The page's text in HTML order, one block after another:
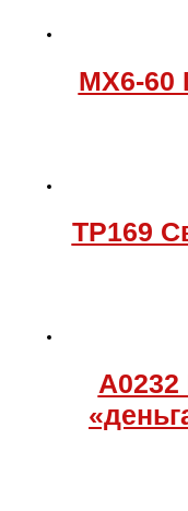
МХ6-60
ТР169